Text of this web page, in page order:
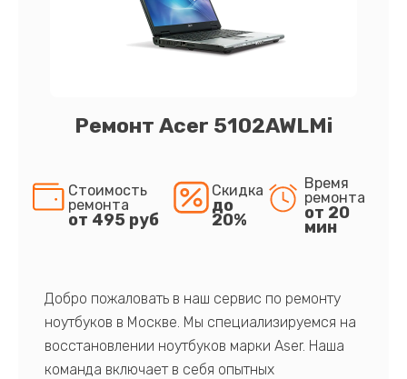
Ремонт Acer 5102AWLMi
Стоимость
ремонта
от 495 руб
Скидка
до
20%
Время
ремонта
от 20
мин
Добро пожаловать в наш сервис по ремонту
ноутбуков в Москве. Мы специализируемся на
восстановлении ноутбуков марки Aser. Наша
команда включает в себя опытных